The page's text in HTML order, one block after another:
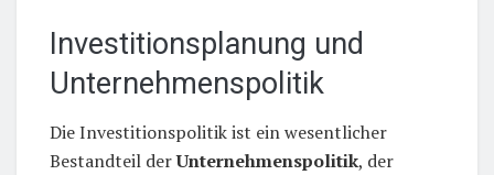
Investitionsplanung und
Unternehmenspolitik
Die Investitionspolitik ist ein wesentlicher
Bestandteil derUnternehmenspolitik, der